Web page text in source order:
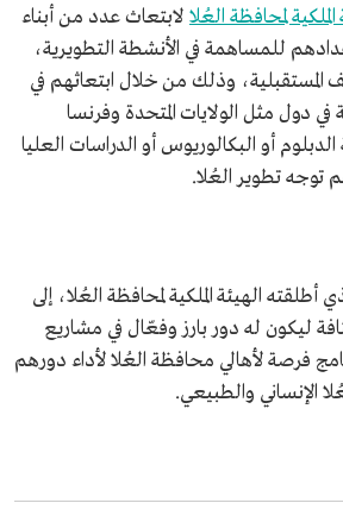
الملكية لمحافظة العُلا لابتعاث عدد من أبناء
للمساهمة في الأنشطة التطويرية،
المستقبلية، وذلك من خلال ابتعاثهم في
دول مثل الولايات المتحدة وفرنسا
الدبلوم أو البكالوريوس أو الدراسات العليا
توجه تطوير العُلا.
أطلقته الهيئة الملكية لمحافظة العُلا، إلى
ليكون له دور بارز وفعّال في مشاريع
فرصة لأهالي محافظة العُلا لأداء دورهم
الإنساني والطبيعي.